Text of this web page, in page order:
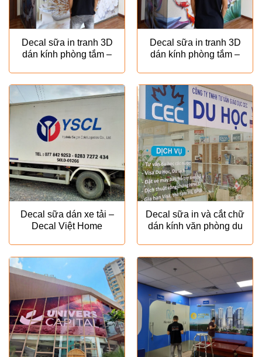
Decal sữa in tranh 3D
dán kính phòng tắm –
Decal sữa in tranh 3D
dán kính phòng tắm –
Decal sữa dán xe tải –
Decal Việt Home
Decal sữa in và cắt chữ
dán kính văn phòng du